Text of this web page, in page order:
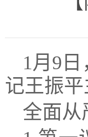
1月9
记王振
全面从